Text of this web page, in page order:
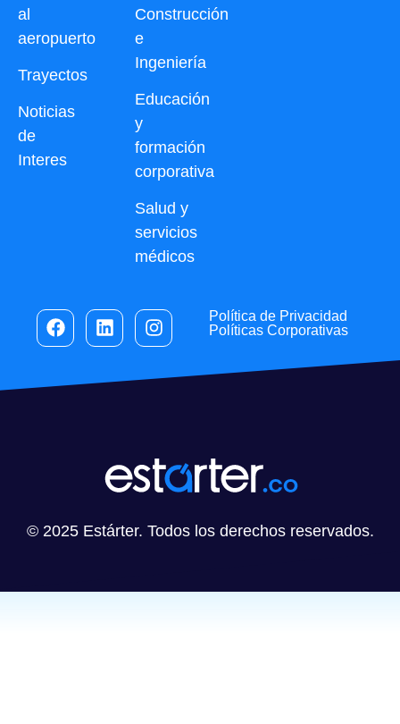
al
aeropuerto
Trayectos
Noticias
de
Interes
Construcción
e
Ingeniería
Educación
y
formación
corporativa
Salud y
servicios
médicos
Política de Privacidad
Políticas Corporativas
© 2025 Estárter. Todos los derechos reservados.